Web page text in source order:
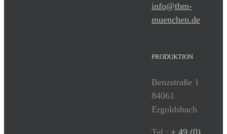
info@tbm-
muenchen.de
PRODUKTION
Benzstraße 1
84061
Ergoldsbach
Tel.: + 49 (0)